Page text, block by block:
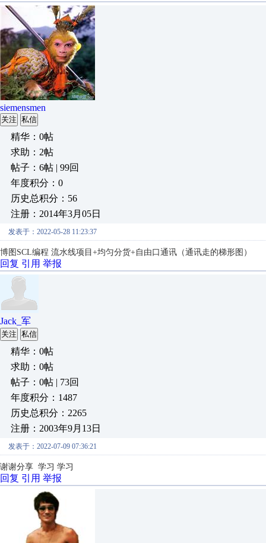
siemensmen
关注 私信
精华：0帖
求助：2帖
帖子：6帖 | 99回
年度积分：0
历史总积分：56
注册：2014年3月05日
发表于：2022-05-28 11:23:37
博图SCL编程 流水线项目+均匀分货+自由口通讯（通讯走的梯形图）
回复 引用 举报
Jack_军
关注 私信
精华：0帖
求助：0帖
帖子：0帖 | 73回
年度积分：1487
历史总积分：2265
注册：2003年9月13日
发表于：2022-07-09 07:36:21
谢谢分享 学习 学习
回复 引用 举报